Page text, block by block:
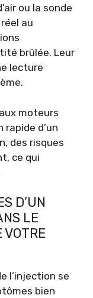
ou la sonde
au
brûlée. Leur
lecture
moteurs
d’un
des risques
ce qui
D’UN
LE
VOTRE
l’injection se
bien